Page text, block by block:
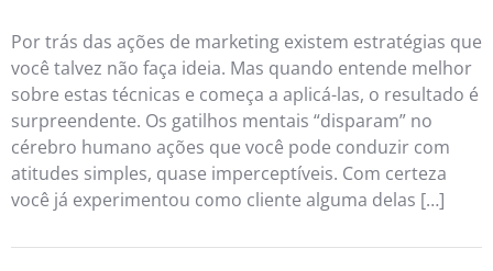
Por trás das ações de marketing existem estratégias que
você talvez não faça ideia. Mas quando entende melhor
sobre estas técnicas e começa a aplicá-las, o resultado é
surpreendente. Os gatilhos mentais “disparam” no
cérebro humano ações que você pode conduzir com
atitudes simples, quase imperceptíveis. Com certeza
você já experimentou como cliente alguma delas […]